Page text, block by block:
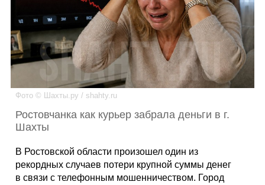
Инфо
Гороскоп
Фото © Шахты.ру / shahty.ru
Ростовчанка как курьер забрала деньги в г.
Шахты
В Ростовской области произошел один из
рекордных случаев потери крупной суммы денег
в связи с телефонным мошенничеством. Город